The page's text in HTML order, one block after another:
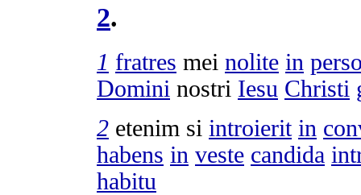
2.
1 fratres mei nolite in
Domini nostri Iesu Christi
2 etenim si introierit in
habens in veste candida
habitu